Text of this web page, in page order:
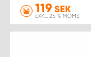
119 SEK
EXKL. 25 % MOMS